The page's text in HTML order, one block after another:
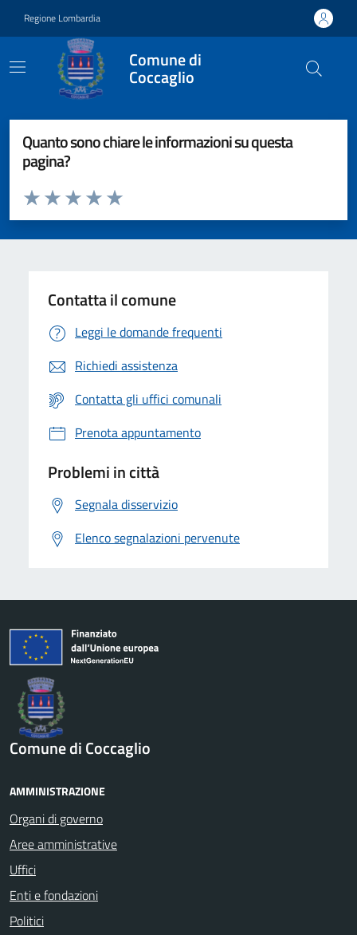
Regione Lombardia
Comune di
Coccaglio
Quanto sono chiare le informazioni su questa
pagina?
Valuta da 1 a 5 stelle la pagina
Valuta 5 stelle su 5
Valuta 4 stelle su 5
Valuta 3 stelle su 5
Valuta 2 stelle su 5
Valuta 1 stelle su 5
Contatta il comune
Leggi le domande frequenti
Richiedi assistenza
Contatta gli uffici comunali
Prenota appuntamento
Problemi in città
Segnala disservizio
Elenco segnalazioni pervenute
Comune di Coccaglio
AMMINISTRAZIONE
Organi di governo
Aree amministrative
Uffici
Enti e fondazioni
Politici